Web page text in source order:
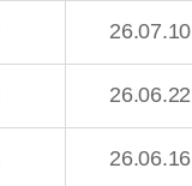
26.07.10
26.06.22
26.06.16